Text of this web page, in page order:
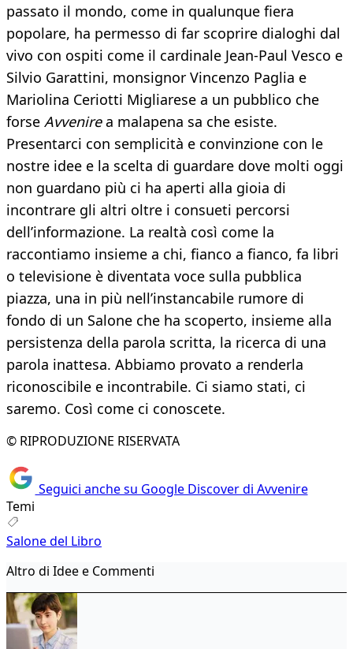
passato il mondo, come in qualunque fiera
popolare, ha permesso di far scoprire dialoghi dal
vivo con ospiti come il cardinale Jean-Paul Vesco e
Silvio Garattini, monsignor Vincenzo Paglia e
Mariolina Ceriotti Migliarese a un pubblico che
forse Avvenirea malapena sa che esiste.
Presentarci con semplicità e convinzione con le
nostre idee e la scelta di guardare dove molti oggi
non guardano più ci ha aperti alla gioia di
incontrare gli altri oltre i consueti percorsi
dell’informazione. La realtà così come la
raccontiamo insieme a chi, fianco a fianco, fa libri
o televisione è diventata voce sulla pubblica
piazza, una in più nell’instancabile rumore di
fondo di un Salone che ha scoperto, insieme alla
persistenza della parola scritta, la ricerca di una
parola inattesa. Abbiamo provato a renderla
riconoscibile e incontrabile. Ci siamo stati, ci
saremo. Così come ci conoscete.
© RIPRODUZIONE RISERVATA
Seguici anche su Google Discover di Avvenire
Temi
Salone del Libro
Altro di Idee e Commenti